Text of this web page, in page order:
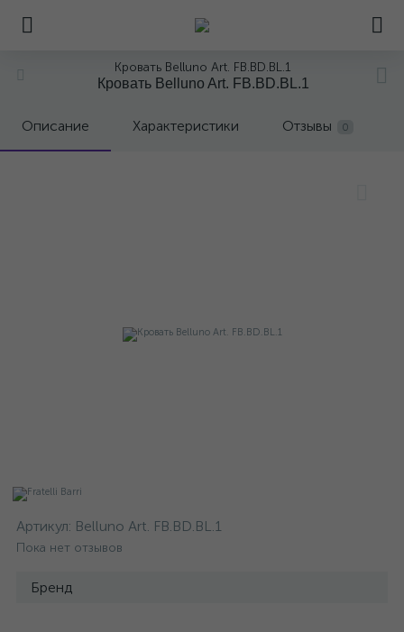
Кровать Belluno Art. FB.BD.BL.1
Кровать Belluno Art. FB.BD.BL.1
Описание Характеристики Отзывы 0
Артикул: Belluno Art. FB.BD.BL.1
Пока нет отзывов
Бренд